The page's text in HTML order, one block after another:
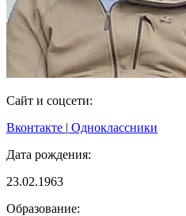
Сайт и соцсети:
Вконтакте | Одноклассники
Дата рождения:
23.02.1963
Образование: